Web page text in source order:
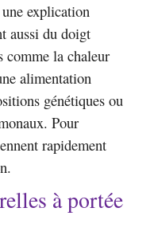
explication
aussi du doigt
comme la chaleur
alimentation
génétiques ou
Pour
rapidement
à portée